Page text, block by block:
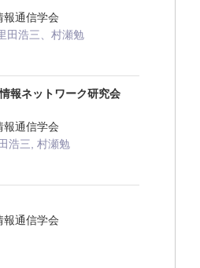
通信学会
田浩三、村瀬勉
報ネットワーク研究会
通信学会
浩三, 村瀬勉
通信学会